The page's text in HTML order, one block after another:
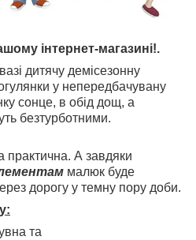
інтернет-магазині!.
дитячу демісезонну
у непередбачувану
сонце, в обід дощ, а
безтурботними.
практична. А завдяки
малюк буде
дорогу у темну пору доби.
та